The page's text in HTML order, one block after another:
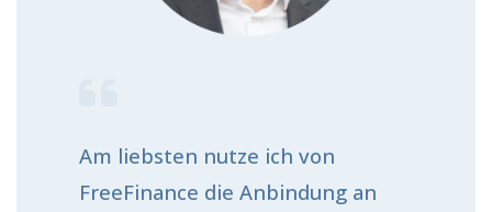
Am liebsten nutze ich von
FreeFinance die Anbindung an